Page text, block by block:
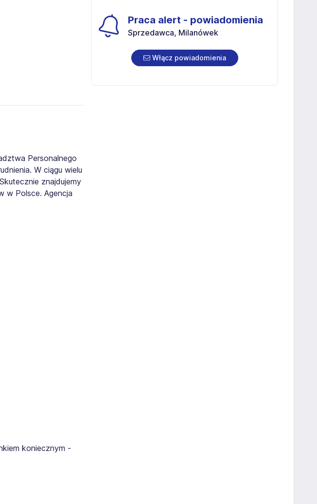
Personalnego
W ciągu wielu
znajdujemy
w Polsce. Agencja
koniecznym -
Praca alert - powiadomienia
Sprzedawca, Milanówek
Włącz powiadomienia